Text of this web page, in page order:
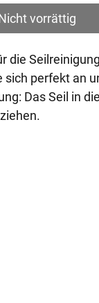
vorrättig
die
perfekt an
Das Seil in